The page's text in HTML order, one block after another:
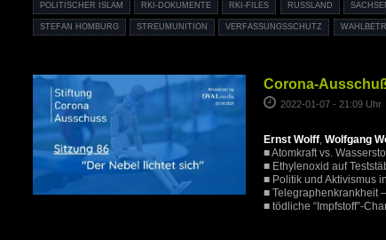
POLITISCHER ISLAM RKI-DOKUMENTE RKI-FILES RUSSLAND
STEFAN HOMBURG STREUMUNITION VERFASSUNGSSCHUTZ
Corona-
2022-01-07 - 21:09 Uhr
Ernst Wolff, Wolfgang
■ Atomkraft vs.
■ Ethylenoxid auf
■ Politik und Aktivismus
■ Telegraphenkrankheit
■ tödliche “Impfstoff”-